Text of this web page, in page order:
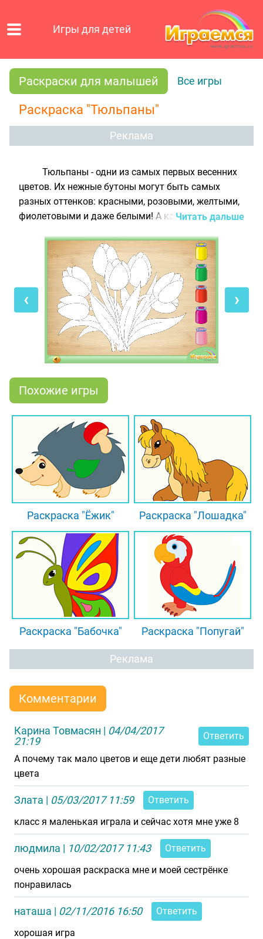
Игры для детей
Раскраски для малышей Все игры
Раскраска "Тюльпаны"
Реклама
Тюльпаны - одни из самых первых весенних
цветов. Их нежные бутоны могут быть самых
разных оттенков: красными, розовыми, желтыми,
фиолетовыми и даже белыми! А какие цвета
новой игре для малышей? Может быть те,
которые нравятся твоей маме? Ведь совсем скоро
наступит праздник 8 марта, а значит, букет из
прекрасных тюльпанов может стать отличным
поздравлением с этим весенним праздником.
Раскрасить нашу картинку с цветочками можно
не только на компьютере, но также на планшете и
мобильном телефоне, где рисунок можно оживить
одним прикосновением пальчика!
Читать дальше
‹ ›
Похожие игры
Раскраска "Ёжик" Раскраска "Лошадка"
Раскраска "Бабочка" Раскраска "Попугай"
Реклама
Комментарии
Карина Товмасян | 04/04/2017
21:19
Ответить
А почему так мало цветов и еще дети любят разные
цвета
Злата | 05/03/2017 11:59
Ответить
класс я маленькая играла и сейчас хотя мне уже 8
людмила | 10/02/2017 11:43
Ответить
очень хорошая раскраска мне и моей сестрёнке
понравилась
наташа | 02/11/2016 16:50
Ответить
хорошая игра